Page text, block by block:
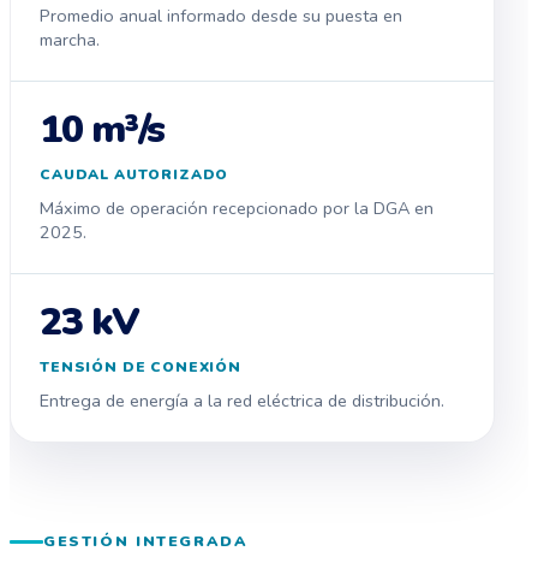
Promedio anual informado desde su puesta en
marcha.
10 m³/s
CAUDAL AUTORIZADO
Máximo de operación recepcionado por la DGA en
2025.
23 kV
TENSIÓN DE CONEXIÓN
Entrega de energía a la red eléctrica de distribución.
GESTIÓN INTEGRADA